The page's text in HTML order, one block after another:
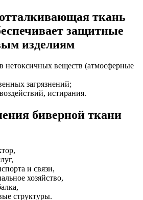
ткань
защитные
изделиям
нетоксичных веществ (атмосферные
загрязнений;
истирания.
биверной ткани
и связи,
хозяйство,
структуры.